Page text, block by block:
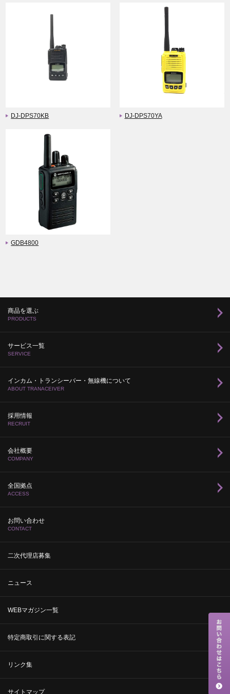
DJ-DPS70KB DJ-DPS70YA
GDB4800
商品を選ぶ
PRODUCTS
サービス一覧
SERVICE
インカム・トランシーバー・無線機について
ABOUT TRANACEIVER
採用情報
RECRUIT
会社概要
COMPANY
全国拠点
ACCESS
お問い合わせ
CONTACT
二次代理店募集
ニュース
WEBマガジン一覧
特定商取引に関する表記
リンク集
サイトマップ